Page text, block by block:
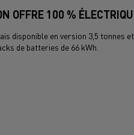
OFFRE 100 %
disponible en version 3,5 tonnes
de batteries de 66 kWh.